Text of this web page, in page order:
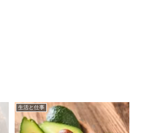
生活と仕事